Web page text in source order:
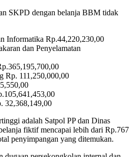
SKPD dengan belanja BBM tidak
Informatika Rp.44,220,230,00
dan Penyelamatan
Rp. 111,250,000,00
32,368,149,00
adalah Satpol PP dan Dinas
fiktif mencapai lebih dari Rp.767
penyimpangan yang ditemukan.